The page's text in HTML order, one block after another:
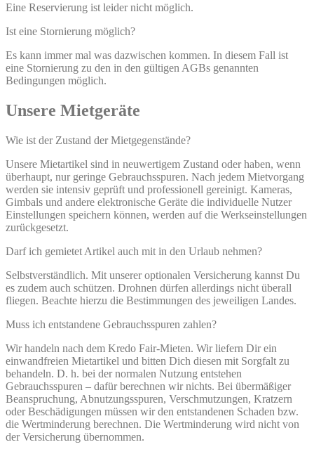
Eine Reservierung ist leider nicht möglich.
Ist eine Stornierung möglich?
Es kann immer mal was dazwischen kommen. In diesem Fall ist
eine Stornierung zu den in den gültigen AGBs genannten
Bedingungen möglich.
Unsere Mietgeräte
Wie ist der Zustand der Mietgegenstände?
Unsere Mietartikel sind in neuwertigem Zustand oder haben, wenn
überhaupt, nur geringe Gebrauchsspuren. Nach jedem Mietvorgang
werden sie intensiv geprüft und professionell gereinigt. Kameras,
Gimbals und andere elektronische Geräte die individuelle Nutzer
Einstellungen speichern können, werden auf die Werkseinstellungen
zurückgesetzt.
Darf ich gemietet Artikel auch mit in den Urlaub nehmen?
Selbstverständlich. Mit unserer optionalen Versicherung kannst Du
es zudem auch schützen. Drohnen dürfen allerdings nicht überall
fliegen. Beachte hierzu die Bestimmungen des jeweiligen Landes.
Muss ich entstandene Gebrauchsspuren zahlen?
Wir handeln nach dem Kredo Fair-Mieten. Wir liefern Dir ein
einwandfreien Mietartikel und bitten Dich diesen mit Sorgfalt zu
behandeln. D. h. bei der normalen Nutzung entstehen
Gebrauchsspuren – dafür berechnen wir nichts. Bei übermäßiger
Beanspruchung, Abnutzungsspuren, Verschmutzungen, Kratzern
oder Beschädigungen müssen wir den entstandenen Schaden bzw.
die Wertminderung berechnen. Die Wertminderung wird nicht von
der Versicherung übernommen.